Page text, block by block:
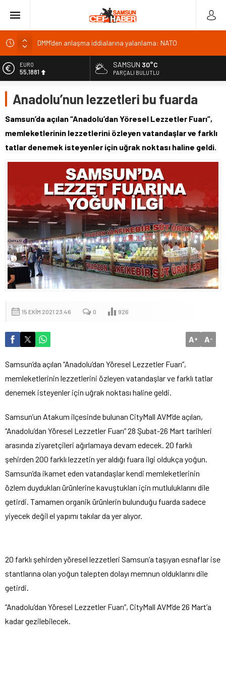
taahhütleriyle çelişmiyor
İsmail Kahraman, İkizdere’deki programa katıldı
Malatya Havalimanı Eylülde Açılıyor, Kuzey Çevre Yolu
Akülü aracındayken otomobilin çarptığı emekli astsubay
Antalya’da nem yüzde 80, hissedilen sıcaklık 40 derece
EURO
55,1881
6.660,55
13.779,39
47,7111
SAMSUN 30°C
PARÇALI BULUTLU
Anadolu’nun lezzetleri bu fuarda
Samsun’da açılan “Anadolu’dan Yöresel Lezzetler Fuarı”,
memleketlerinin lezzetlerini özleyen vatandaşlar ve farklı
tatlar denemek isteyenler için uğrak noktası haline geldi.
15 EKIM 2021 23:46 0 926
A+ A-
Samsun’da açılan “Anadolu’dan Yöresel Lezzetler Fuarı”,
memleketlerinin lezzetlerini özleyen vatandaşlar ve farklı tatlar
denemek isteyenler için uğrak noktası haline geldi.
Samsun’un Atakum ilçesinde bulunan CityMall AVM’de açılan,
“Anadolu’dan Yöresel Lezzetler Fuarı” 28 Şubat-26 Mart tarihleri
arasında ziyaretçileri ağırlamaya devam edecek. 20 farklı
şehirden 200 farklı lezzetin yer aldığı fuara ilgi oldukça yoğun.
Samsun’da ikamet eden vatandaşlar kendi memleketlerinin
özlem duydukları ürünlerine kavuştukları için mutluluklarını dile
getirdi. Tamamen organik ürünlerin bulunduğu fuarda sadece
yiyecek değil el yapımı takılar da yer alıyor.
20 farklı şehirden yöresel lezzetleri Samsun’a taşıyan esnaflar ise
stantlarına olan yoğun talepten dolayı memnun olduklarını dile
getirdi.
“Anadolu’dan Yöresel Lezzetler Fuarı”, CityMall AVM’de 26 Mart’a
kadar gezilebilecek.